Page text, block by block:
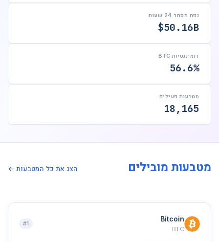
נפח מסחר 24 שעות
$50.16B
דומיננטיות BTC
56.6%
מטבעות פעילים
18,165
מטבעות מובילים הצג את כל המטבעות ←
Bitcoin
BTC
#1